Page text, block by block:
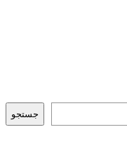
جستجو